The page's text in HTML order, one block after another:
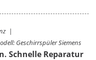
|
Geschirrspüler Siemens
Schnelle Reparatur